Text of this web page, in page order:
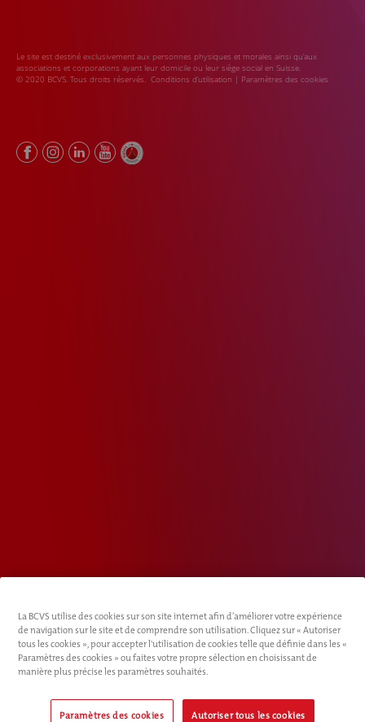
Le site est destiné exclusivement aux personnes physiques et morales ainsi qu’aux
associations et corporations ayant leur domicile ou leur siège social en Suisse.
© 2020 BCVS. Tous droits réservés. Conditions d’utilisation | Paramètres des cookies
La BCVS utilise des cookies sur son site internet afin d’améliorer votre expérience
de navigation sur le site et de comprendre son utilisation. Cliquez sur « Autoriser
tous les cookies », pour accepter l'utilisation de cookies telle que définie dans les «
Paramètres des cookies » ou faites votre propre sélection en choisissant de
manière plus précise les paramètres souhaités.
Paramètres des cookies Autoriser tous les cookies